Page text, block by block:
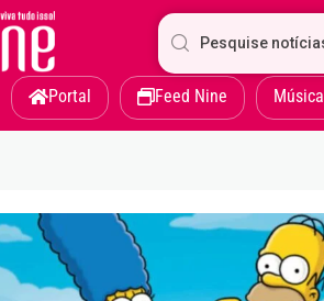
Portal Feed Nine Música